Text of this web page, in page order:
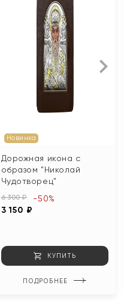
Новинка
Дорожная икона с
образом "Николай
Чудотворец"
6 300 ₽
3 150 ₽
-50%
КУПИТЬ
ПОДРОБНЕЕ